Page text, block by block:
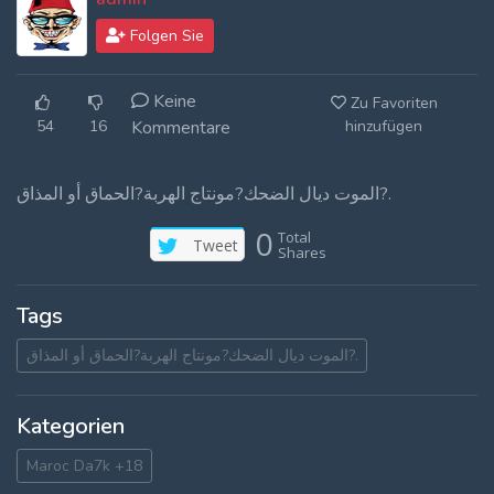
Log In
Folgen Sie
54 16
Keine
Kommentare
Zu Favoriten
hinzufügen
الموت ديال الضحك?مونتاج الهربة?الحماق أو المذاق?.
Tweet 0 Total
Shares
Tags
الموت ديال الضحك?مونتاج الهربة?الحماق أو المذاق?.
Kategorien
Maroc Da7k +18